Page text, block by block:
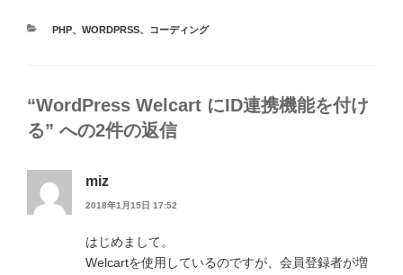
カ
PHP、 WORDPRSS、 コーディング
“WordPress Welcart にID連携機能を付け
る” への2件の返信
miz
2018年1月15日 17:52
はじめまして。
Welcartを使用しているのですが、会員登録者が増